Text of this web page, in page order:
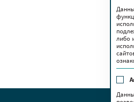
либо